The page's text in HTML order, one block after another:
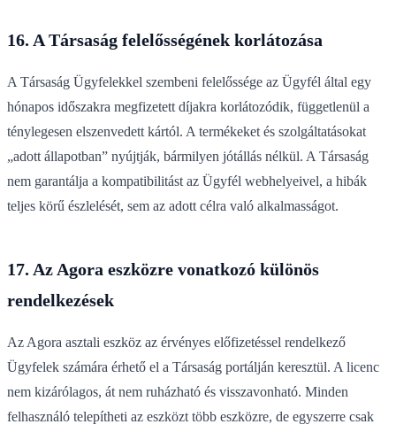
16. A Társaság felelősségének korlátozása
A Társaság Ügyfelekkel szembeni felelőssége az Ügyfél által egy
hónapos időszakra megfizetett díjakra korlátozódik, függetlenül a
ténylegesen elszenvedett kártól. A termékeket és szolgáltatásokat
„adott állapotban” nyújtják, bármilyen jótállás nélkül. A Társaság
nem garantálja a kompatibilitást az Ügyfél webhelyeivel, a hibák
teljes körű észlelését, sem az adott célra való alkalmasságot.
17. Az Agora eszközre vonatkozó különös
rendelkezések
Az Agora asztali eszköz az érvényes előfizetéssel rendelkező
Ügyfelek számára érhető el a Társaság portálján keresztül. A licenc
nem kizárólagos, át nem ruházható és visszavonható. Minden
felhasználó telepítheti az eszközt több eszközre, de egyszerre csak